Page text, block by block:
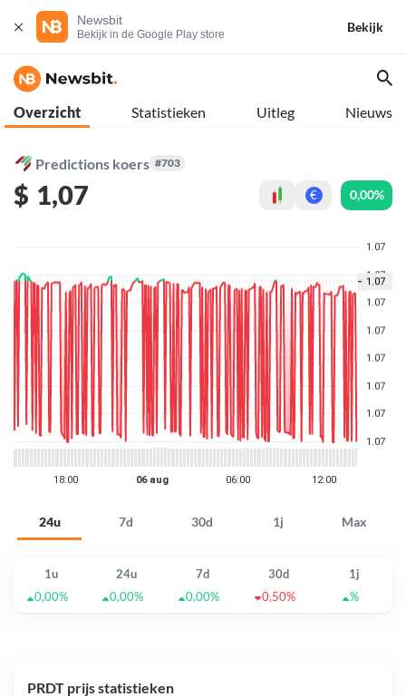
Newsbit
Bekijk in de Google Play store
Bekijk
Overzicht Statistieken Uitleg Nieuws
Predictions koers #703
$ 1,07 € 0,00%
24u 7d 30d 1j Max
1u 24u 7d 30d
1j
0,00%
0,00% 0,00% 0,50% %
PRDT prijs statistieken